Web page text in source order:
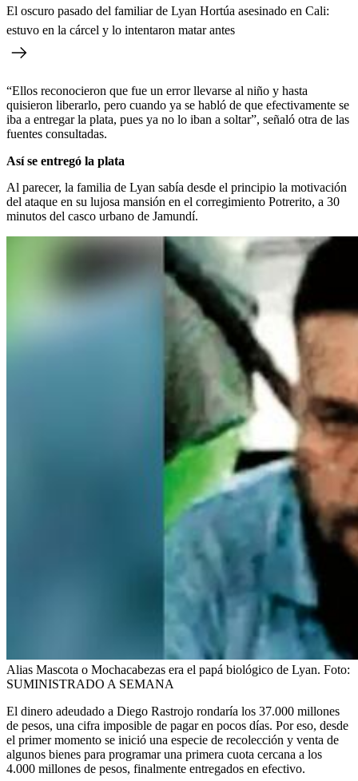
El oscuro pasado del familiar de Lyan Hortúa asesinado en Cali:
estuvo en la cárcel y lo intentaron matar antes
“Ellos reconocieron que fue un error llevarse al niño y hasta
quisieron liberarlo, pero cuando ya se habló de que efectivamente se
iba a entregar la plata, pues ya no lo iban a soltar”, señaló otra de las
fuentes consultadas.
Así se entregó la plata
Al parecer, la familia de Lyan sabía desde el principio la motivación
del ataque en su lujosa mansión en el corregimiento Potrerito, a 30
minutos del casco urbano de Jamundí.
Alias Mascota o Mochacabezas era el papá biológico de Lyan. Foto:
SUMINISTRADO A SEMANA
El dinero adeudado a Diego Rastrojo rondaría los 37.000 millones
de pesos, una cifra imposible de pagar en pocos días. Por eso, desde
el primer momento se inició una especie de recolección y venta de
algunos bienes para programar una primera cuota cercana a los
4.000 millones de pesos, finalmente entregados en efectivo.